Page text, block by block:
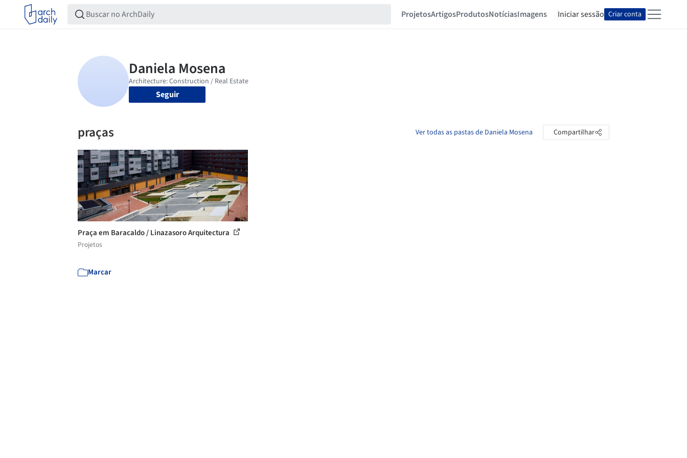
ProjetosArtigosProdutosNotíciasImagens Iniciar sessão Criar conta
Seguir
praças Ver todas as pastas de Daniela Mosena Compartilhar
Praça em Baracaldo / Linazasoro Arquitectura
Projetos
Marcar